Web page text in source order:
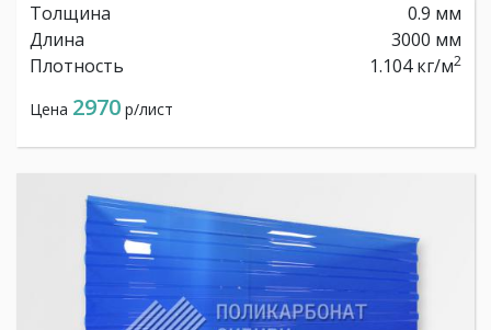
Толщина
0.9 мм
Длина
3000 мм
Плотность
1.104 кг/м2
Цена 2970 р/лист